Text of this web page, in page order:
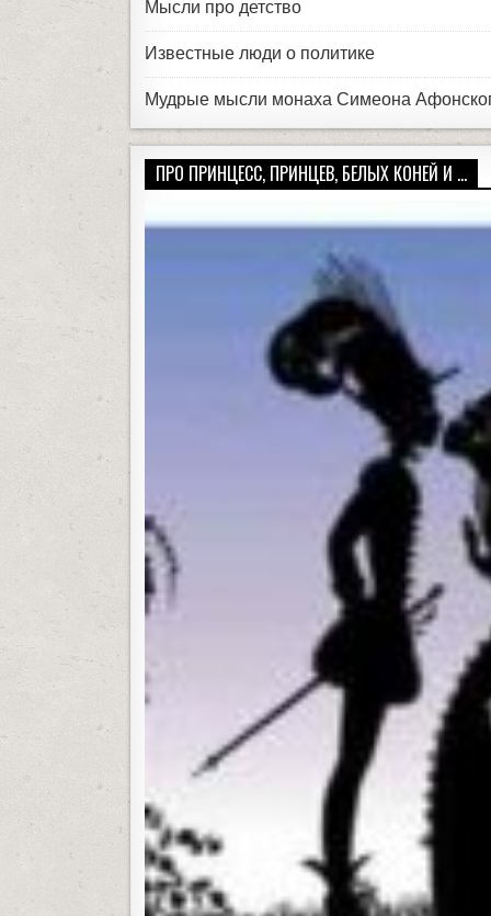
Мысли про детство
Известные люди о политике
Мудрые мысли монаха Симеона
ПРО ПРИНЦЕСС, ПРИНЦЕВ, БЕЛЫХ КОНЕЙ И ...